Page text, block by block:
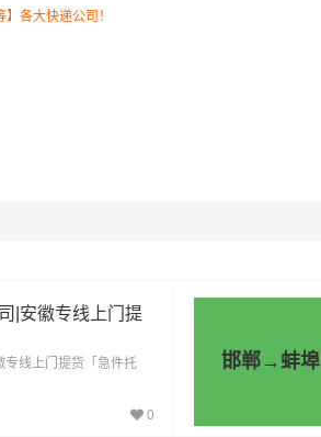
各大快递公司！
|安徽专线上门提
专线上门提货「急件托
0
邯郸→蚌埠